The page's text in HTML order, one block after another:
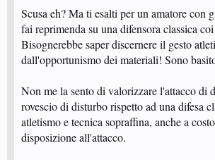
Scusa eh? Ma ti esalti per un amatore con
fai reprimenda su una difensora classica
Bisognerebbe saper discernere il gesto
dall'opportunismo dei materiali! Sono
Non me la sento di valorizzare l'attacco di
rovescio di disturbo rispetto ad una difesa
atletismo e tecnica sopraffina, anche a
disposizione all'attacco.